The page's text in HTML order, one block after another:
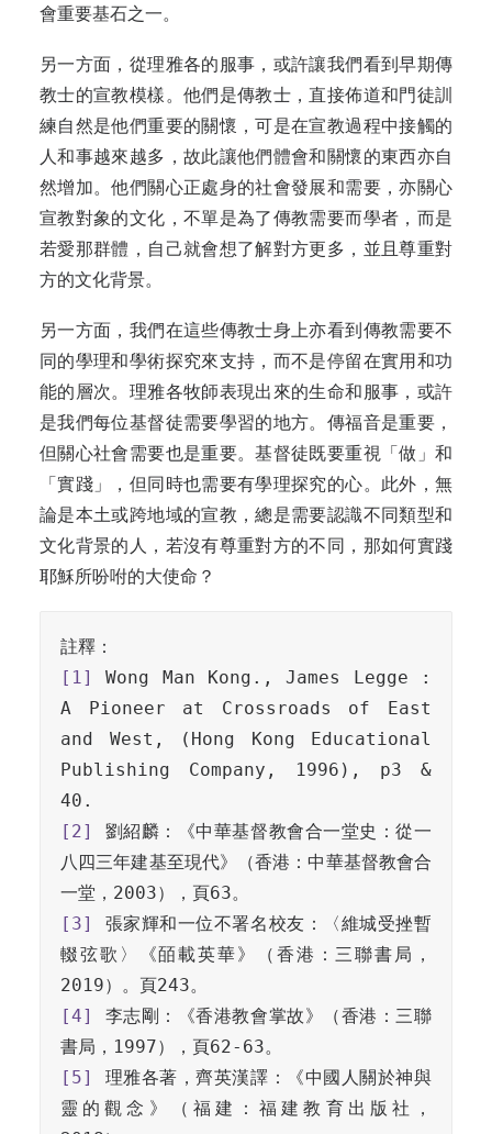
會重要基石之一。
另一方面，從理雅各的服事，或許讓我們看到早期傳
教士的宣教模樣。他們是傳教士，直接佈道和門徒訓
練自然是他們重要的關懷，可是在宣教過程中接觸的
人和事越來越多，故此讓他們體會和關懷的東西亦自
然增加。他們關心正處身的社會發展和需要，亦關心
宣教對象的文化，不單是為了傳教需要而學者，而是
若愛那群體，自己就會想了解對方更多，並且尊重對
方的文化背景。
另一方面，我們在這些傳教士身上亦看到傳教需要不
同的學理和學術探究來支持，而不是停留在實用和功
能的層次。理雅各牧師表現出來的生命和服事，或許
是我們每位基督徒需要學習的地方。傳福音是重要，
但關心社會需要也是重要。基督徒既要重視「做」和
「實踐」，但同時也需要有學理探究的心。此外，無
論是本土或跨地域的宣教，總是需要認識不同類型和
文化背景的人，若沒有尊重對方的不同，那如何實踐
耶穌所吩咐的大使命？
[1]
Wong Man Kong., James Legge :
A Pioneer at Crossroads of East
and West, (Hong Kong Educational
Publishing Company, 1996), p3 &
[2]
劉紹麟：《中華基督教會合一堂史：從一
八四三年建基至現代》（香港：中華基督教會合
[3]
張家輝和一位不署名校友：〈維城受挫暫
輟弦歌〉《皕載英華》（香港：三聯書局，
[4]
李志剛：《香港教會掌故》（香港：三聯
[5]
理雅各著，齊英漢譯：《中國人關於神與
靈的觀念》（福建：福建教育出版社，